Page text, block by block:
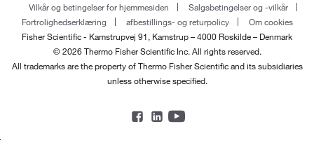
Vilkår og betingelser for hjemmesiden
Salgsbetingelser og -vilkår
Fortrolighedserklæring
afbestillings- og returpolicy
Om cookies
Fisher Scientific - Kamstrupvej 91, Kamstrup – 4000 Roskilde – Denmark
© 2026 Thermo Fisher Scientific Inc. All rights reserved.
All trademarks are the property of Thermo Fisher Scientific and its subsidiaries
unless otherwise specified.